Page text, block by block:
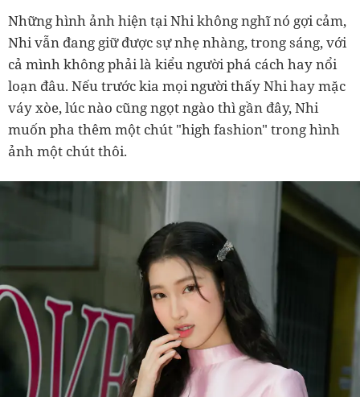
Những hình ảnh hiện tại Nhi không nghĩ nó gợi cảm,
Nhi vẫn đang giữ được sự nhẹ nhàng, trong sáng, với
cả mình không phải là kiểu người phá cách hay nổi
loạn đâu. Nếu trước kia mọi người thấy Nhi hay mặc
váy xòe, lúc nào cũng ngọt ngào thì gần đây, Nhi
muốn pha thêm một chút "high fashion" trong hình
ảnh một chút thôi.